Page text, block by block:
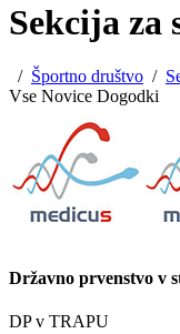
Sekcija za
/ Športno društvo /
Vse Novice Dogodki
Državno prvenstvo v
DP v TRAPU